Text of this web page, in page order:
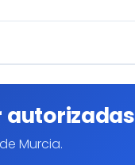
Murcia.